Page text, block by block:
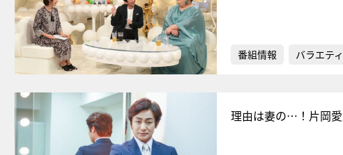
番組情報 バラエティ
理由は妻の…！片岡